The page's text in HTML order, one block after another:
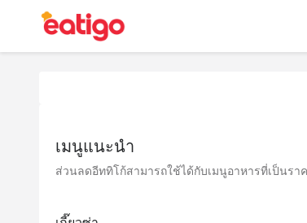
เมนูแนะนำ
ส่วนลดอีททิโก้สามารถใช้ได้กับเมนูอาหารที่เป็นรา